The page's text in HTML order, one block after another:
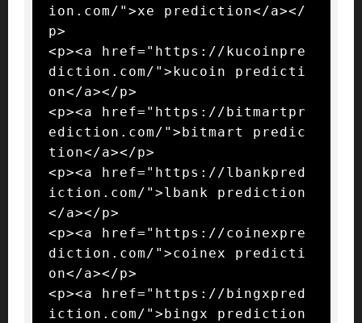
ion.com/">xe prediction</a></
p>
<p><a href="https://kucoinpre
diction.com/">kucoin predicti
on</a></p>
<p><a href="https://bitmartpr
ediction.com/">bitmart predic
tion</a></p>
<p><a href="https://lbankpred
iction.com/">lbank prediction
</a></p>
<p><a href="https://coinexpre
diction.com/">coinex predicti
on</a></p>
<p><a href="https://bingxpred
iction.com/">bingx prediction